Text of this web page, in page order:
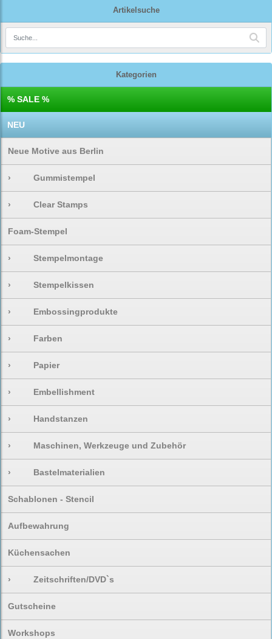
Artikelsuche
Kategorien
% SALE %
NEU
Neue Motive aus Berlin
› Gummistempel
› Clear Stamps
Foam-Stempel
› Stempelmontage
› Stempelkissen
› Embossingprodukte
› Farben
› Papier
› Embellishment
› Handstanzen
› Maschinen, Werkzeuge und Zubehör
› Bastelmaterialien
Schablonen - Stencil
Aufbewahrung
Küchensachen
› Zeitschriften/DVD`s
Gutscheine
Workshops